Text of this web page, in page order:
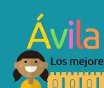
content